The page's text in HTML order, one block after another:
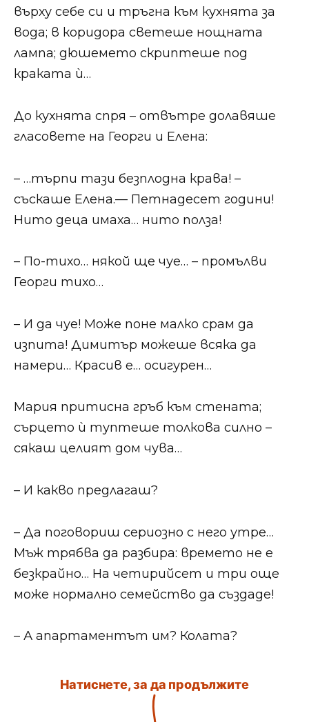
върху себе си и тръгна към кухнята за
вода; в коридора светеше нощната
лампа; дюшемето скриптеше под
краката ѝ…
До кухнята спря – отвътре долавяше
гласовете на Георги и Елена:
– …търпи тази безплодна крава! –
съскаше Елена.— Петнадесет години!
Нито деца имаха… нито полза!
– По-тихо… някой ще чуе… – промълви
Георги тихо…
– И да чуе! Може поне малко срам да
изпита! Димитър можеше всяка да
намери… Красив е… осигурен…
Мария притисна гръб към стената;
сърцето ѝ туптеше толкова силно –
сякаш целият дом чува…
– И какво предлагаш?
– Да поговориш сериозно с него утре…
Мъж трябва да разбира: времето не е
безкрайно… На четирийсет и три още
може нормално семейство да създаде!
– А апартаментът им? Колата?
Натиснете, за да продължите